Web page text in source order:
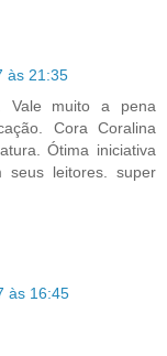
às 21:35
Vale muito a pena
Cora Coralina
Ótima iniciativa
seus leitores. super
às 16:45